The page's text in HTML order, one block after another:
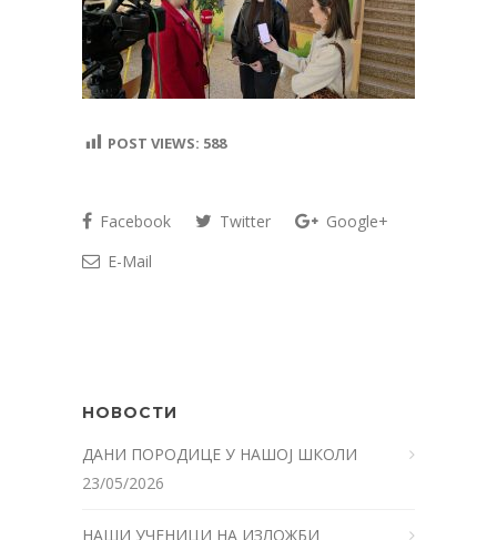
POST VIEWS: 588
Facebook Twitter
Google+
E-Mail
НОВОСТИ
ДАНИ ПОРОДИЦЕ У НАШОЈ ШКОЛИ
23/05/2026
НАШИ УЧЕНИЦИ НА ИЗЛОЖБИ